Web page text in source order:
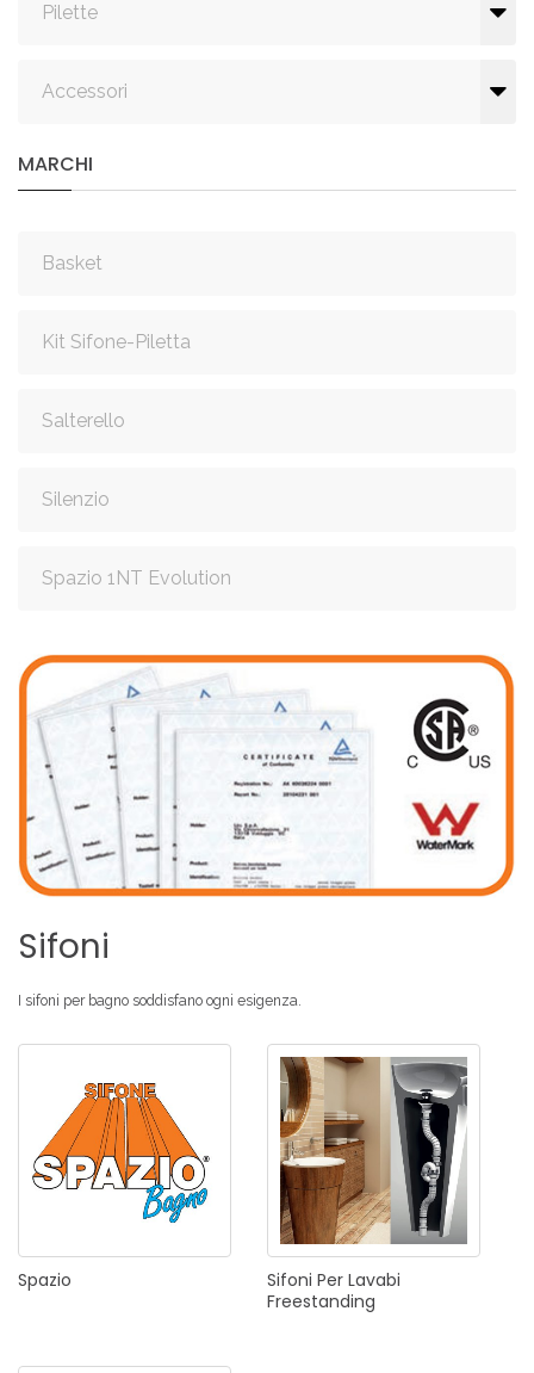
Pilette
Accessori
MARCHI
Basket
Kit Sifone-Piletta
Salterello
Silenzio
Spazio 1NT Evolution
Sifoni
I sifoni per bagno soddisfano ogni esigenza.
Spazio Sifoni Per Lavabi
Freestanding